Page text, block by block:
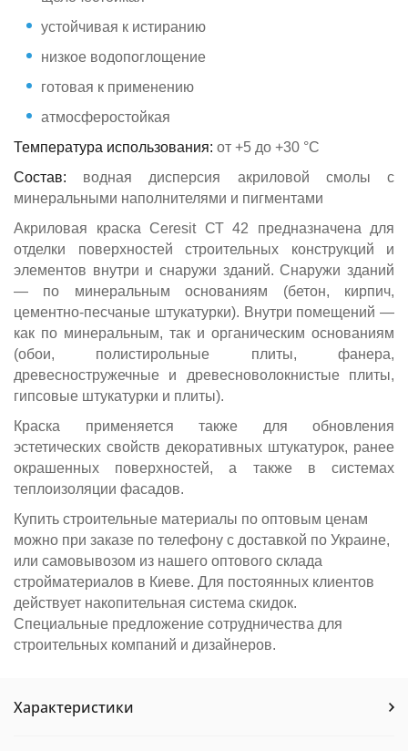
устойчивая к истиранию
низкое водопоглощение
готовая к применению
атмосферостойкая
Температура использования: от +5 до +30 °C
Состав: водная дисперсия акриловой смолы с
минеральными наполнителями и пигментами
Акриловая краска Ceresit СТ 42 предназначена для
отделки поверхностей строительных конструкций и
элементов внутри и снаружи зданий. Снаружи зданий
— по минеральным основаниям (бетон, кирпич,
цементно-песчаные штукатурки). Внутри помещений —
как по минеральным, так и органическим основаниям
(обои, полистирольные плиты, фанера,
древесностружечные и древесноволокнистые плиты,
гипсовые штукатурки и плиты).
Краска применяется также для обновления
эстетических свойств декоративных штукатурок, ранее
окрашенных поверхностей, а также в системах
теплоизоляции фасадов.
Купить строительные материалы по оптовым ценам
можно при заказе по телефону с доставкой по Украине,
или самовывозом из нашего оптового склада
стройматериалов в Киеве. Для постоянных клиентов
действует накопительная система скидок.
Специальные предложение сотрудничества для
строительных компаний и дизайнеров.
Характеристики